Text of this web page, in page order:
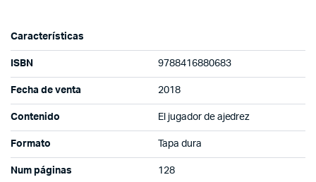
Características
ISBN 9788416880683
Fecha de venta 2018
Contenido El jugador de ajedrez
Formato Tapa dura
Num páginas 128